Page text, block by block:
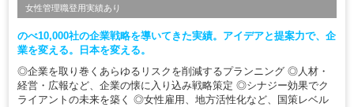
女性管理職登用実績あり
のべ10,000社の企業戦略を導いてきた実績。アイデアと提案力で、企
業を変える。日本を変える。
◎企業を取り巻くあらゆるリスクを削減するプランニング ◎人材・
経営・広報など、企業の懐に入り込み戦略策定 ◎シナジー効果でク
ライアントの未来を築く ◎女性雇用、地方活性化など、国策レベル